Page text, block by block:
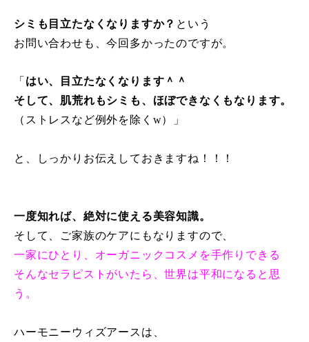
シミも目立たなくなりますか？ という
お問い合わせも、今回多かったのですが。
「 はい、目立たなくなります＾＾
そして、肌荒れもシミも、ほぼできなくもなります。
（ストレスなど例外を除くw）」
と、しっかりお伝えしておきますね！！！
一度知れば、絶対に使える美容知識。
そして、ご家族のケアにもなりますので、
一家にひとり、オーガニックコスメを手作りできる
そんなセラピストがいたら、世界は平和になると思
う。
ハーモニーウィズアースは、